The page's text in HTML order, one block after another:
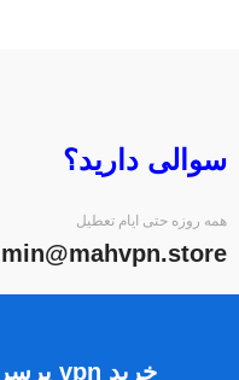
سوالی دارید؟
همه روزه حتی ایام تعطیل
خرید vpn پرسرعت با هوش مصنوعی